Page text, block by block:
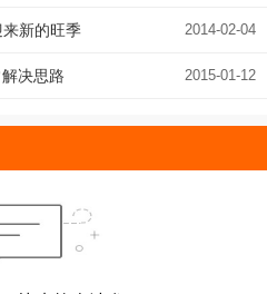
2014-02-04
新的旺季
2015-01-12
决思路